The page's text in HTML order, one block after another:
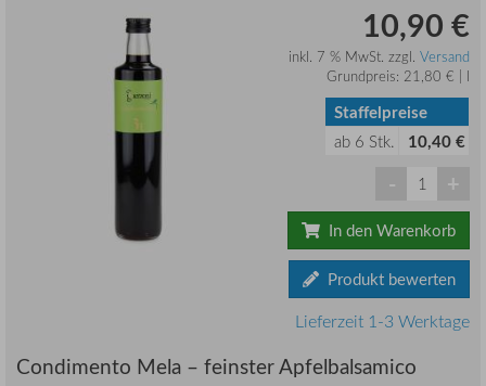
10,90 €
inkl. 7 % MwSt. zzgl. Versand
Grundpreis: 21,80 € | l
Staffelpreise
ab 6 Stk. 10,40 €
- +
In den Warenkorb
Produkt bewerten
Lieferzeit 1-3 Werktage
Condimento Mela – feinster Apfelbalsamico